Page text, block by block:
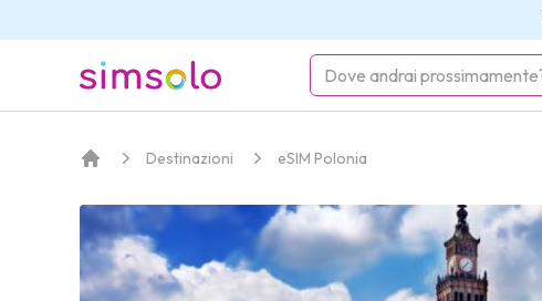
simsolo
Destinazioni eSIM Polonia